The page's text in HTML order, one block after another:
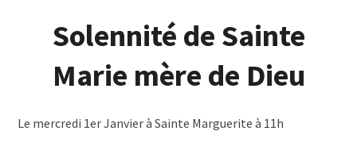
Solennité de Sainte
Marie mère de Dieu
Le mercredi 1er Janvier à Sainte Marguerite à 11h